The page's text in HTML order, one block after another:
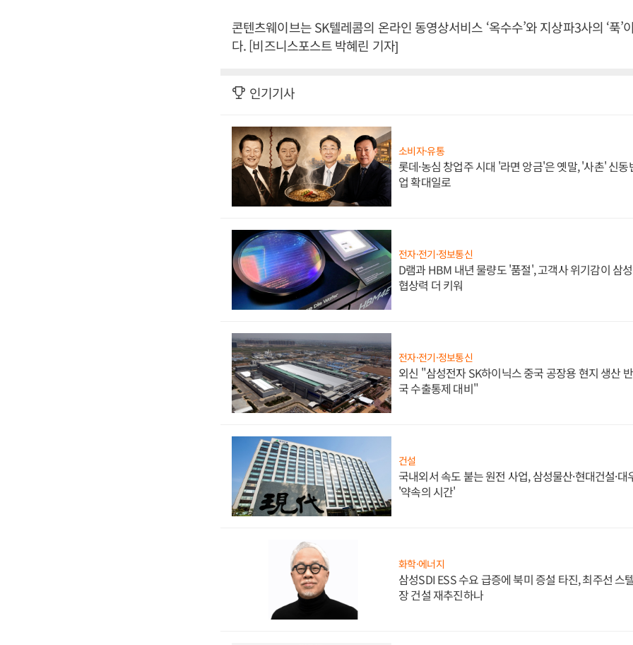
콘텐츠웨이브는 SK텔레콤의 온라인 동영상서비스 ‘옥수수’와 지상파3사의 ‘푹’
다. [비즈니스포스트 박혜린 기자]
인기기사
소비자·유통
롯데·농심 창업주 시대 '라면 앙금'은 옛말, '사촌' 신동
업 확대일로
전자·전기·정보통신
D램과 HBM 내년 물량도 '품절', 고객사 위기감이 삼
협상력 더 키워
전자·전기·정보통신
외신 "삼성전자 SK하이닉스 중국 공장용 현지 생산
국 수출통제 대비"
건설
국내외서 속도 붙는 원전 사업, 삼성물산·현대건설·
'약속의 시간'
화학·에너지
삼성SDI ESS 수요 급증에 북미 증설 타진, 최주선 스
장 건설 재추진하나